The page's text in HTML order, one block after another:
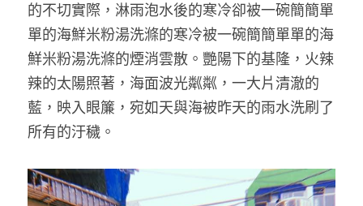
的不切實際，淋雨泡水後的寒冷卻被一碗簡簡單
單的海鮮米粉湯洗滌的寒冷被一碗簡簡單單的海
鮮米粉湯洗滌的煙消雲散。艷陽下的基隆，火辣
辣的太陽照著，海面波光粼粼，一大片清澈的
藍，映入眼簾，宛如天與海被昨天的雨水洗刷了
所有的汙穢。